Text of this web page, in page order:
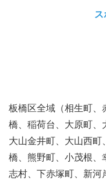
板橋区全域（相生町、
橋、稲荷台、大原町、
大山金井町、大山西町
橋、熊野町、小茂根、
志村、下赤塚町、新河